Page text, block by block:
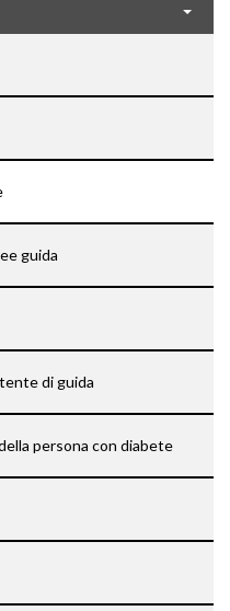
guida
di guida
persona con diabete